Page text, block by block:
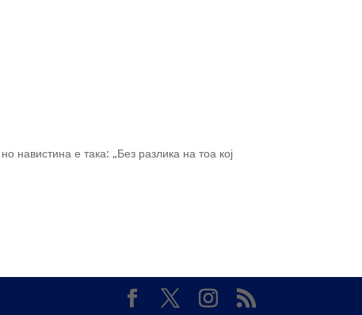
навистина е така: „Без разлика на тоа кој